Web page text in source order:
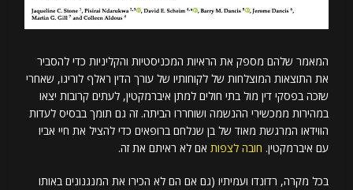
המאמר שלהם מספק את הראיות המכניסטיות והקליניות כדי להסביר
את התוצאות המוצלחות של לקוחותיו של עורך הדין ראלף לוריגו, שאחרי
שזכה בפסקי דין מול בתי חולים למתן איברמקטין, לעתים קרובות יצאו
במהירות ממכשירי ההנשמה ושוחררו הביתה. זה גם תומך בבסיס לעדות
הווידאו המרגשת מאוד של בן שנלחם ברופאים כדי להציל את חיי אביו
עם איברמקטין. חובה לצפות אם לא ראיתם את זה.
בכל מקרה, רדונדו ועמיתיו (גם אם הם לא הכירו את המנגנונים באותו